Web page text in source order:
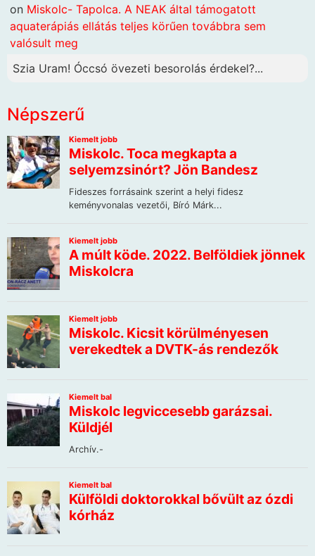
on Miskolc- Tapolca. A NEAK által támogatott
aquaterápiás ellátás teljes körűen továbbra sem
valósult meg
Szia Uram! Óccsó övezeti besorolás érdekel?...
Népszerű